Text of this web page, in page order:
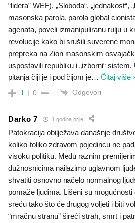
“lidera” WEF). „Sloboda“, „jednakost“,
masonska parola, parola global
agenata, poveli izmanipuliranu rulju u
revolucije kako bi srušili suverene
prepreka na Zion masonskim
uspostavili republiku i „izborni“
pitanja čiji je i pod čijom je… Čitaj više
1 0 Odgovori
Darko 7 1 godina prije
Patokracija obilježava današnje
koliko-toliko zdravom pojedincu ne
visoku politiku. Među raznim
dužnosnicima nailazimo uglavnom
shvatiti osnovno načelo normalnog
pomaže ljudima. Lišeni su mogućnosti
sreću tako što će drugog voljeti i biti
“mračnu stranu” šireći strah, smrt i